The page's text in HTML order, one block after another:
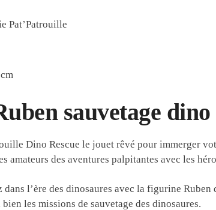
Pat’Patrouille
cm
sauvetage
Dino Rescue le jouet rêvé pour immerger
amateurs des aventures palpitantes avec les
l’ère des dinosaures avec la figurine
les missions de sauvetage des dinosaures.